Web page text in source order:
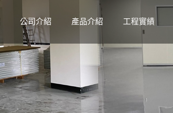
公司介紹 產品介紹 工程實績